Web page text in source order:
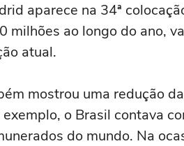
aparece na 34ª
milhões ao longo do ano,
atual.
mostrou uma redução
o Brasil contava
do mundo. Na